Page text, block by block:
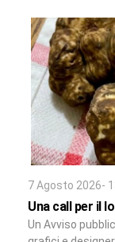
7 Agosto 2026-
Una call per il
Un Avviso